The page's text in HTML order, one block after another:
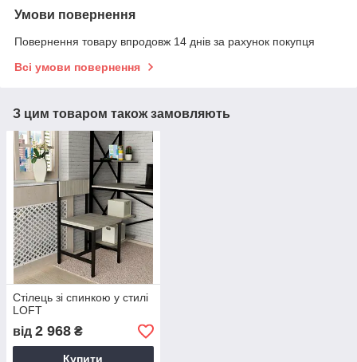
Умови повернення
Повернення товару впродовж 14 днів за рахунок покупця
Всі умови повернення
З цим товаром також замовляють
Стілець зі спинкою у стилі
LOFT
від 2 968 ₴
Купити